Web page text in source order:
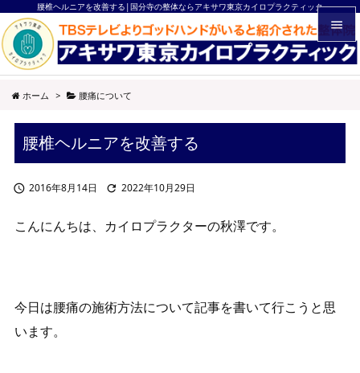
腰椎ヘルニアを改善する|国分寺の整体ならアキサワ東京カイロプラクティック


メニュ
ホーム > 腰痛について
腰椎ヘルニアを改善する
 2016年8月14日  2022年10月29日
こんにんちは、カイロプラクターの秋澤です。
今日は腰痛の施術方法について記事を書いて行こうと思
います。